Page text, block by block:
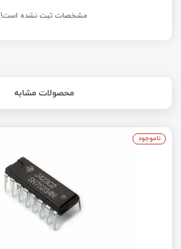
مشخصات ثبت نشده است!
محصولات مشابه
ناموجود